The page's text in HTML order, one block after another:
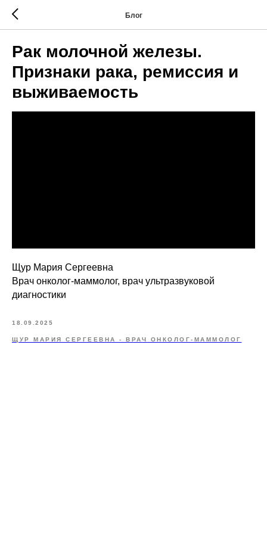
Блог
Рак молочной железы.
Признаки рака, ремиссия и
выживаемость
Щур Мария Сергеевна
Врач онколог-маммолог, врач ультразвуковой
диагностики
18.09.2025
ЩУР МАРИЯ СЕРГЕЕВНА - ВРАЧ ОНКОЛОГ-МАММОЛОГ